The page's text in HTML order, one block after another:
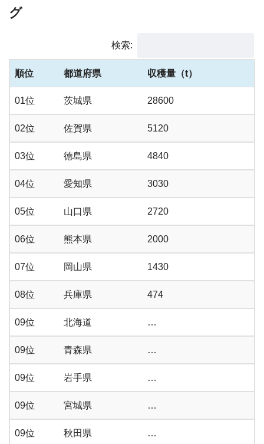
グ
検索:
順位 都道府県 収穫量（t）
01位 茨城県 28600
02位 佐賀県 5120
03位 徳島県 4840
04位 愛知県 3030
05位 山口県 2720
06位 熊本県 2000
07位 岡山県 1430
08位 兵庫県 474
09位 北海道 …
09位 青森県 …
09位 岩手県 …
09位 宮城県 …
09位 秋田県 …